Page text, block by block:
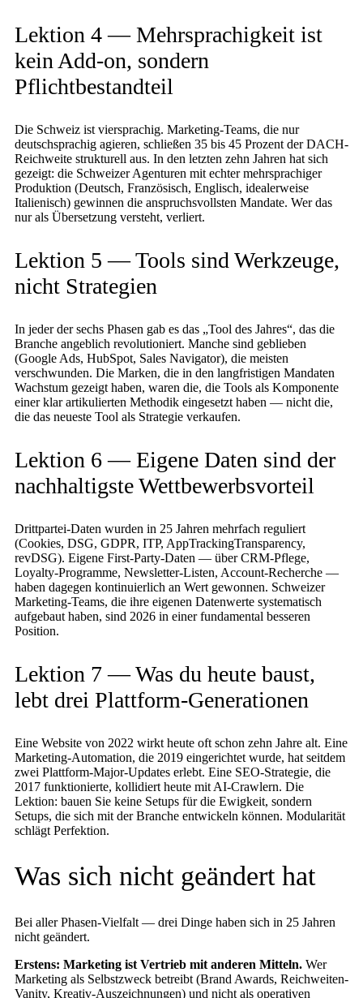
Lektion 4 — Mehrsprachigkeit ist
kein Add-on, sondern
Pflichtbestandteil
Die Schweiz ist viersprachig. Marketing-Teams, die nur
deutschsprachig agieren, schließen 35 bis 45 Prozent der DACH-
Reichweite strukturell aus. In den letzten zehn Jahren hat sich
gezeigt: die Schweizer Agenturen mit echter mehrsprachiger
Produktion (Deutsch, Französisch, Englisch, idealerweise
Italienisch) gewinnen die anspruchsvollsten Mandate. Wer das
nur als Übersetzung versteht, verliert.
Lektion 5 — Tools sind Werkzeuge,
nicht Strategien
In jeder der sechs Phasen gab es das „Tool des Jahres“, das die
Branche angeblich revolutioniert. Manche sind geblieben
(Google Ads, HubSpot, Sales Navigator), die meisten
verschwunden. Die Marken, die in den langfristigen Mandaten
Wachstum gezeigt haben, waren die, die Tools als Komponente
einer klar artikulierten Methodik eingesetzt haben — nicht die,
die das neueste Tool als Strategie verkaufen.
Lektion 6 — Eigene Daten sind der
nachhaltigste Wettbewerbsvorteil
Drittpartei-Daten wurden in 25 Jahren mehrfach reguliert
(Cookies, DSG, GDPR, ITP, AppTrackingTransparency,
revDSG). Eigene First-Party-Daten — über CRM-Pflege,
Loyalty-Programme, Newsletter-Listen, Account-Recherche —
haben dagegen kontinuierlich an Wert gewonnen. Schweizer
Marketing-Teams, die ihre eigenen Datenwerte systematisch
aufgebaut haben, sind 2026 in einer fundamental besseren
Position.
Lektion 7 — Was du heute baust,
lebt drei Plattform-Generationen
Eine Website von 2022 wirkt heute oft schon zehn Jahre alt. Eine
Marketing-Automation, die 2019 eingerichtet wurde, hat seitdem
zwei Plattform-Major-Updates erlebt. Eine SEO-Strategie, die
2017 funktionierte, kollidiert heute mit AI-Crawlern. Die
Lektion: bauen Sie keine Setups für die Ewigkeit, sondern
Setups, die sich mit der Branche entwickeln können. Modularität
schlägt Perfektion.
Was sich nicht geändert hat
Bei aller Phasen-Vielfalt — drei Dinge haben sich in 25 Jahren
nicht geändert.
Erstens: Marketing ist Vertrieb mit anderen Mitteln. Wer
Marketing als Selbstzweck betreibt (Brand Awards, Reichweiten-
Vanity, Kreativ-Auszeichnungen) und nicht als operativen